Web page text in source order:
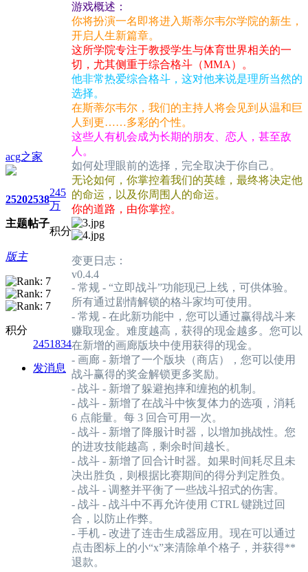
acg之家
2520
主题
2538
帖子
245
万
积分
版主
积分
2451834
发消息
游戏概述：
你将扮演一名即将进入斯蒂尔韦尔学院的新生，
开启人生新篇章。
这所学院专注于教授学生与体育世界相关的一
切，尤其侧重于综合格斗（MMA）。
他非常热爱综合格斗，这对他来说是理所当然的
选择。
在斯蒂尔韦尔，我们的主持人将会见到从温和巨
人到更……多彩的个性。
这些人有机会成为长期的朋友、恋人，甚至敌
人。
如何处理眼前的选择，完全取决于你自己。
无论如何，你掌控着我们的英雄，最终将决定他
的命运，以及你周围人的命运。
你的道路，由你掌控。
变更日志：
v0.4.4
- 常规 - “立即战斗”功能现已上线，可供体验。
所有通过剧情解锁的格斗家均可使用。
- 常规 - 在此新功能中，您可以通过赢得战斗来
赚取现金。难度越高，获得的现金越多。您可以
在新增的画廊版块中使用获得的现金。
- 画廊 - 新增了一个版块（商店），您可以使用
战斗赢得的奖金解锁更多奖励。
- 战斗 - 新增了躲避抱摔和缠抱的机制。
- 战斗 - 新增了在战斗中恢复体力的选项，消耗
6 点能量。每 3 回合可用一次。
- 战斗 - 新增了降服计时器，以增加挑战性。您
的进攻技能越高，剩余时间越长。
- 战斗 - 新增了回合计时器。如果时间耗尽且未
决出胜负，则根据比赛期间的得分判定胜负。
- 战斗 - 调整并平衡了一些战斗招式的伤害。
- 战斗 - 战斗中不再允许使用 CTRL 键跳过回
合，以防止作弊。
- 手机 - 改进了连击生成器应用。现在可以通过
点击图标上的小“x”来清除单个格子，并获得**
退款。